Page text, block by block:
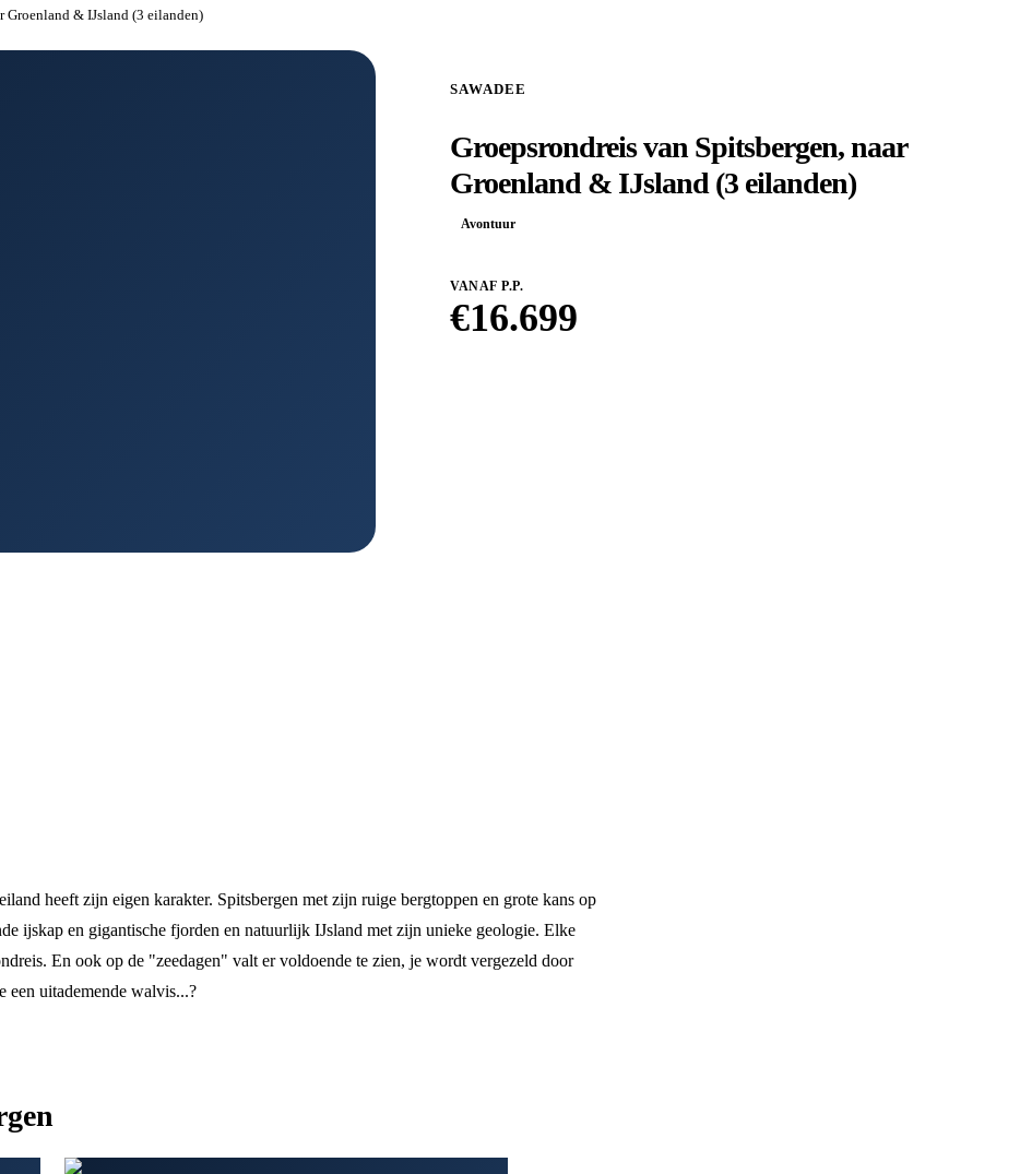
Groenland & IJsland (3 eilanden)
SAWADEE
Groepsrondreis van Spitsbergen, naar
Groenland & IJsland (3 eilanden)
Avontuur
VANAF P.P.
€16.699
heeft zijn eigen karakter. Spitsbergen met zijn ruige bergtoppen en grote kans op
ijskap en gigantische fjorden en natuurlijk IJsland met zijn unieke geologie. Elke
En ook op de "zeedagen" valt er voldoende te zien, je wordt vergezeld door
een uitademende walvis...?